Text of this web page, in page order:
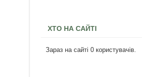
ХТО НА САЙТІ
Зараз на сайті 0 користувачів.